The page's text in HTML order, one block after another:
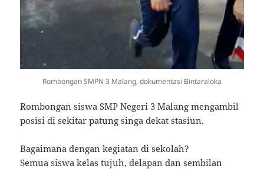
Rombongan SMPN 3 Malang, dokumentasi Bintaraloka
Rombongan siswa SMP Negeri 3 Malang mengambil
posisi di sekitar patung singa dekat stasiun.
Bagaimana dengan kegiatan di sekolah?
Semua siswa kelas tujuh, delapan dan sembilan